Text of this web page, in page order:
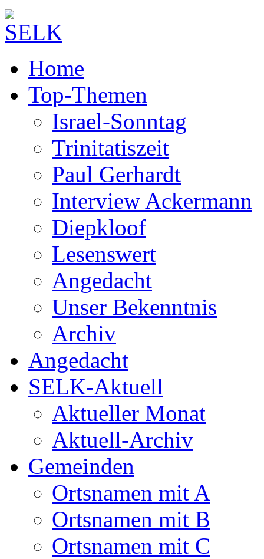
Home
Top-Themen
Israel-Sonntag
Trinitatiszeit
Paul Gerhardt
Interview Ackermann
Diepkloof
Lesenswert
Angedacht
Unser Bekenntnis
Archiv
Angedacht
SELK-Aktuell
Aktueller Monat
Aktuell-Archiv
Gemeinden
Ortsnamen mit A
Ortsnamen mit B
Ortsnamen mit C